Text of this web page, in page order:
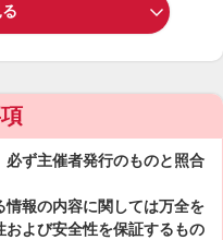
ず主催者発行のものと照合
報の内容に関しては万全を
よび安全性を保証するもの